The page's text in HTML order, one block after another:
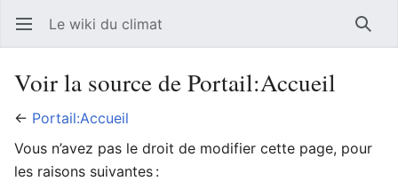
Ouvrir le menu principal Le wiki du climat
Voir la source de Portail:Accueil
← Portail:Accueil
Vous n’avez pas le droit de modifier cette page, pour
les raisons suivantes :